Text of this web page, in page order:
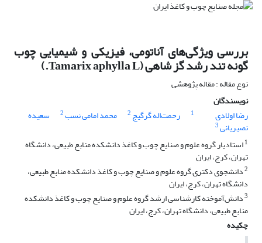
بررسی ویژگی‌های آناتومی، فیزیکی و شیمیایی چوب
گونه تند رشد گز شاهی (Tamarix aphylla L.)
نوع مقاله : مقاله پژوهشی
نویسندگان
رضا اولادی
1 رحمت‌اله گرگیج 2 محمد امامی نسب2 سعیده
نصیریانی3
1استادیار گروه علوم و صنایع چوب و کاغذ دانشکده منابع طبیعی، دانشگاه
تهران، کرج، ایران
2دانشجوی دکتری گروه علوم و صنایع چوب و کاغذ دانشکده منابع طبیعی،
دانشگاه تهران، کرج، ایران
3دانش‌آموخته کارشناسی ارشد گروه علوم و صنایع چوب و کاغذ دانشکده
منابع طبیعی، دانشگاه تهران، کرج، ایران
چکیده